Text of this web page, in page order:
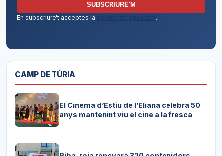
SUBSCRIURE'M
En subscriure't acceptes la
política de privacitat.
CAMP DE TÚRIA
El Cinema d’Estiu de l’Eliana celebra 50
anys mantenint viu el cine a la fresca